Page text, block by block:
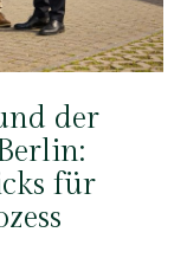
der
für